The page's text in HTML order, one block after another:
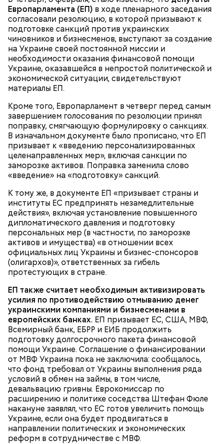
Европарламента (ЕП) в ходе пленарного заседания
согласовали резолюцию, в которой призывают к
подготовке санкций против украинских
чиновников и бизнесменов, выступают за создание
на Украине своей постоянной миссии и
необходимости оказания финансовой помощи
Украине, оказавшейся в непростой политической и
экономической ситуации, свидетельствуют
материалы ЕП.
Кроме того, Европарламент в четверг перед самым
завершением голосования по резолюции принял
поправку, смягчающую формулировку о санкциях.
В изначальном документе было прописано, что ЕП
призывает к «введению персонализированных
целенаправленных мер», включая санкции по
заморозке активов. Поправка заменила слово
«введение» на «подготовку» санкций.
К тому же, в документе ЕП «призывает страны и
институты ЕС предпринять незамедлительные
действия», включая установление повышенного
дипломатического давления и подготовку
персональных мер (в частности, по заморозке
активов и имущества) «в отношении всех
официальных лиц Украины и бизнес-спонсоров
(олигархов)», ответственных за гибель
протестующих в стране.
ЕП также считает необходимым активизировать
усилия по противодействию отмыванию денег
украинскими компаниями и бизнесменами в
европейских банках. ЕП призывает ЕС, США, МВФ,
Всемирный банк, ЕБРР и ЕИБ продолжить
подготовку долгосрочного пакета финансовой
помощи Украине. Соглашение о финансировании
от МВФ Украина пока не заключила: сообщалось,
что фонд требовал от Украины выполнения ряда
условий в обмен на займы, в том числе,
девальвацию гривны. Еврокомиссар по
расширению и политике соседства Штефан Фюле
накануне заявлял, что ЕС готов увеличить помощь
Украине, если она будет продвигаться в
направлении политических и экономических
реформ в сотрудничестве с МВФ.
За свою земную жизнь он совершил множество
добрых дел во славу Божию.
Святитель Николай дожил до глубокой старости и
скончался в середине IV века. По церковному
преданию, мощи святого сохранились нетленными
и источали чудесное миро, от которого исцелилось
множество людей. В 1087 году мощи Николая
Угодника были перенесены в итальянский город
Бар (Бари), где находятся и поныне.
Очищенный сырой салатный сельдерей
нашинковать соломкой. Яблоки очистить от
кожицы и семян, нарезать ломтиками. Так же
нарезать вареный картофель. Продукты
перемешать, полить салатной заправкой, выложить
в салатник горкой и украсить веточками
сельдерея, кусочками свежих помидоров и
ломтиками яблок.
Кабачки в овощном соусе
уксус по вкусу;
30 г сахара.